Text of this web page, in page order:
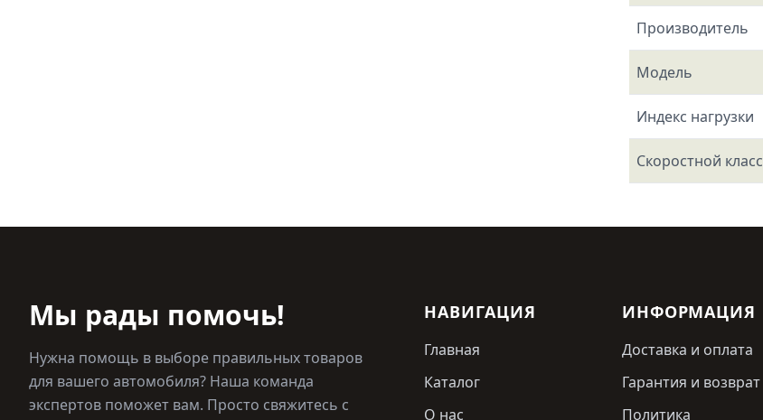
Производитель
Модель
Индекс нагрузки
Скоростной класс
Мы рады помочь!
Нужна помощь в выборе правильных товаров
для вашего автомобиля? Наша команда
экспертов поможет вам. Просто свяжитесь с
НАВИГАЦИЯ
Главная
Каталог
О нас
ИНФОРМАЦИЯ
Доставка и оплата
Гарантия и возврат
Политика